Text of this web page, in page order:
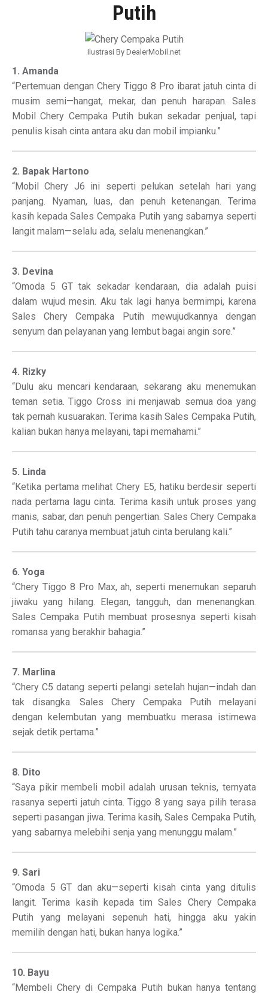
Putih
Ilustrasi By DealerMobil.net
1. Amanda
“Pertemuan dengan Chery Tiggo 8 Pro ibarat jatuh cinta di
musim semi—hangat, mekar, dan penuh harapan. Sales
Mobil Chery Cempaka Putih bukan sekadar penjual, tapi
penulis kisah cinta antara aku dan mobil impianku.”
2. Bapak Hartono
“Mobil Chery J6 ini seperti pelukan setelah hari yang
panjang. Nyaman, luas, dan penuh ketenangan. Terima
kasih kepada Sales Cempaka Putih yang sabarnya seperti
langit malam—selalu ada, selalu menenangkan.”
3. Devina
“Omoda 5 GT tak sekadar kendaraan, dia adalah puisi
dalam wujud mesin. Aku tak lagi hanya bermimpi, karena
Sales Chery Cempaka Putih mewujudkannya dengan
senyum dan pelayanan yang lembut bagai angin sore.”
4. Rizky
“Dulu aku mencari kendaraan, sekarang aku menemukan
teman setia. Tiggo Cross ini menjawab semua doa yang
tak pernah kusuarakan. Terima kasih Sales Cempaka Putih,
kalian bukan hanya melayani, tapi memahami.”
5. Linda
“Ketika pertama melihat Chery E5, hatiku berdesir seperti
nada pertama lagu cinta. Terima kasih untuk proses yang
manis, sabar, dan penuh pengertian. Sales Chery Cempaka
Putih tahu caranya membuat jatuh cinta berulang kali.”
6. Yoga
“Chery Tiggo 8 Pro Max, ah, seperti menemukan separuh
jiwaku yang hilang. Elegan, tangguh, dan menenangkan.
Sales Cempaka Putih membuat prosesnya seperti kisah
romansa yang berakhir bahagia.”
7. Marlina
“Chery C5 datang seperti pelangi setelah hujan—indah dan
tak disangka. Sales Chery Cempaka Putih melayani
dengan kelembutan yang membuatku merasa istimewa
sejak detik pertama.”
8. Dito
“Saya pikir membeli mobil adalah urusan teknis, ternyata
rasanya seperti jatuh cinta. Tiggo 8 yang saya pilih terasa
seperti pasangan jiwa. Terima kasih, Sales Cempaka Putih,
yang sabarnya melebihi senja yang menunggu malam.”
9. Sari
“Omoda 5 GT dan aku—seperti kisah cinta yang ditulis
langit. Terima kasih kepada tim Sales Chery Cempaka
Putih yang melayani sepenuh hati, hingga aku yakin
memilih dengan hati, bukan hanya logika.”
10. Bayu
“Membeli Chery di Cempaka Putih bukan hanya tentang